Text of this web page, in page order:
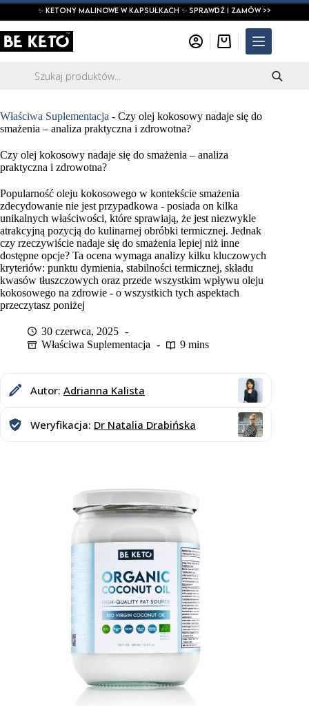
Przejdź
treści
✨ ketony malinowe w kapsułkach ✨ SPRAWDŹ I ZAMÓW >>
Koszyk
produktów
Właściwa Suplementacja - Czy olej kokosowy nadaje się do
smażenia – analiza praktyczna i zdrowotna?
Czy olej kokosowy nadaje się do smażenia – analiza
praktyczna i zdrowotna?
Popularność oleju kokosowego w kontekście smażenia
zdecydowanie nie jest przypadkowa - posiada on kilka
unikalnych właściwości, które sprawiają, że jest niezwykle
atrakcyjną pozycją do kulinarnej obróbki termicznej. Jednak
czy rzeczywiście nadaje się do smażenia lepiej niż inne
dostępne opcje? Ta ocena wymaga analizy kilku kluczowych
kryteriów: punktu dymienia, stabilności termicznej, składu
kwasów tłuszczowych oraz przede wszystkim wpływu oleju
kokosowego na zdrowie - o wszystkich tych aspektach
przeczytasz poniżej
30 czerwca, 2025
Właściwa Suplementacja
9 mins
Autor: Adrianna Kalista
Weryfikacja: Dr Natalia Drabińska